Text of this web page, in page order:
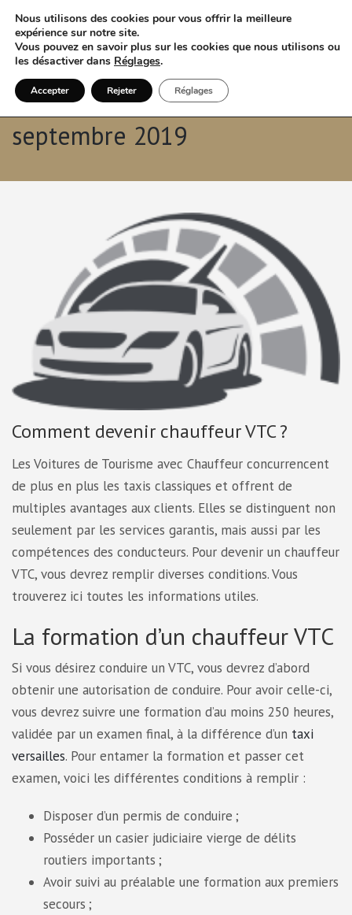
Archives mensuelles:
septembre 2019
Comment devenir chauffeur VTC ?
Les Voitures de Tourisme avec Chauffeur concurrencent
de plus en plus les taxis classiques et offrent de
multiples avantages aux clients. Elles se distinguent non
seulement par les services garantis, mais aussi par les
compétences des conducteurs. Pour devenir un chauffeur
VTC, vous devrez remplir diverses conditions. Vous
trouverez ici toutes les informations utiles.
La formation d’un chauffeur VTC
Si vous désirez conduire un VTC, vous devrez d’abord
obtenir une autorisation de conduire. Pour avoir celle-ci,
vous devrez suivre une formation d’au moins 250 heures,
validée par un examen final, à la différence d’un taxi
versailles. Pour entamer la formation et passer cet
examen, voici les différentes conditions à remplir :
Disposer d’un permis de conduire ;
Posséder un casier judiciaire vierge de délits
routiers importants ;
Avoir suivi au préalable une formation aux premiers
secours ;
Nous utilisons des cookies pour vous offrir la meilleure
expérience sur notre site.
Vous pouvez en savoir plus sur les cookies que nous utilisons ou
les désactiver dans Réglages.
Accepter Rejeter Réglages